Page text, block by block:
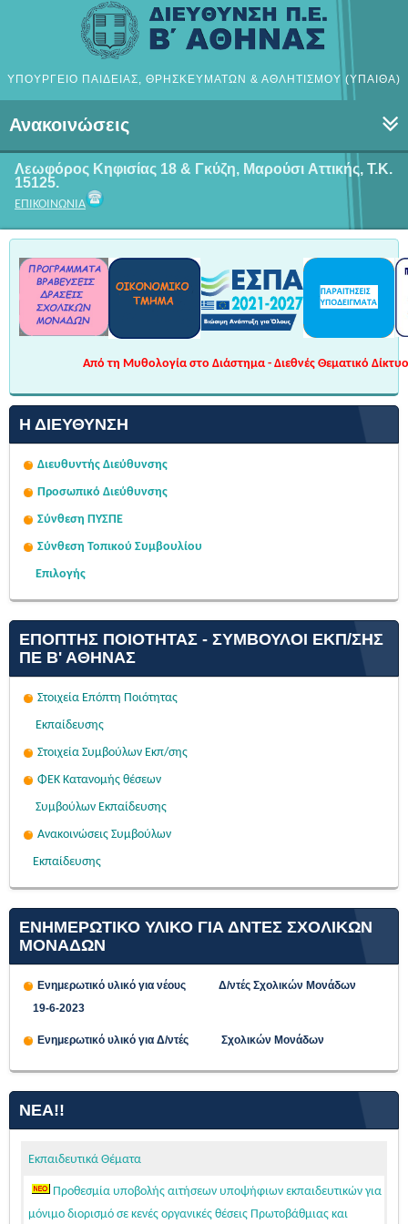
ΥΠΟΥΡΓΕΙΟ ΠΑΙΔΕΙΑΣ, ΘΡΗΣΚΕΥΜΑΤΩΝ & ΑΘΛΗΤΙΣΜΟΥ (ΥΠΑΙΘΑ)
Ανακοινώσεις
Λεωφόρος Κηφισίας 18 & Γκύζη, Μαρούσι Αττικής, Τ.Κ.
15125.
ΕΠΙΚΟΙΝΩΝΙΑ
Από τη Μυθολογία στο Διάστημα - Διεθνές Θεματικό
Η ΔΙΕΎΘΥΝΣΗ
Διευθυντής Διεύθυνσης
Προσωπικό Διεύθυνσης
Σύνθεση ΠΥΣΠΕ
Σύνθεση Τοπικού Συμβουλίου
Επιλογής
ΕΠΌΠΤΗΣ ΠΟΙΌΤΗΤΑΣ - ΣΎΜΒΟΥΛΟΙ ΕΚΠ/ΣΗΣ
ΠΕ Β' ΑΘΉΝΑΣ
Στοιχεία Επόπτη Ποιότητας
Εκπαίδευσης
Στοιχεία Συμβούλων Εκπ/σης
ΦΕΚ Κατανομής θέσεων
Συμβούλων Εκπαίδευσης
Ανακοινώσεις Συμβούλων
Εκπαίδευσης
ΕΝΗΜΕΡΩΤΙΚΟ ΥΛΙΚΟ ΓΙΑ ΔΝΤΕΣ ΣΧΟΛΙΚΩΝ
ΜΟΝΑΔΩΝ
Ενημερωτικό υλικό για νέους Δ/ντές Σχολικών Μονάδων
19-6-2023
Ενημερωτικό υλικό για Δ/ντές Σχολικών Μονάδων
ΝΈΑ!!
Εκπαιδευτικά Θέματα
Προθεσμία υποβολής αιτήσεων υποψήφιων εκπαιδευτικών για
μόνιμο διορισμό σε κενές οργανικές θέσεις Πρωτοβάθμιας και